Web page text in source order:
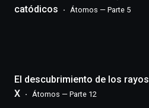
festival
monólogos,
exposiciones,
catódicos
Átomos — Parte 5
El descubrimiento de los rayos
X
Átomos — Parte 12